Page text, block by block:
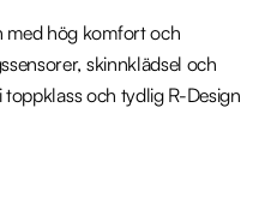
med hög komfort och
skinnklädsel och
och tydlig R-Design